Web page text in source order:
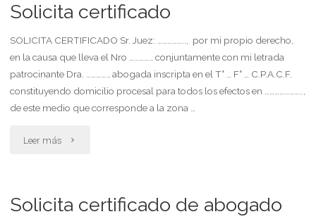
extranjero
en
argentina,
conforme
Solicita certificado
SOLICITA CERTIFICADO Sr. Juez: …………….., por mi propio derecho,
en la causa que lleva el Nro …………., conjuntamente con mi letrada
patrocinante Dra. …………., abogada inscripta en el T° … F° … C.P.A.C.F.
constituyendo domicilio procesal para todos los efectos en …………………..,
de este medio que corresponde a la zona …
Leer más "Solicita
Solicita certificado de abogado